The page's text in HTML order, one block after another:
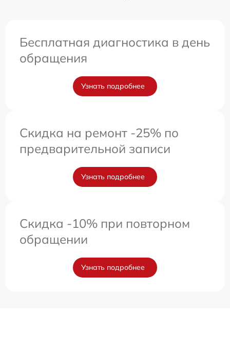
Бесплатная диагностика в день
обращения
Узнать подробнее
Скидка на ремонт -25% по
предварительной записи
Узнать подробнее
Скидка -10% при повторном
обращении
Узнать подробнее